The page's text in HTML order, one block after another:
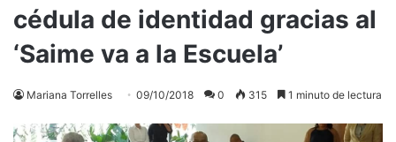
cédula de identidad gracias al
‘Saime va a la Escuela’
Mariana Torrelles 09/10/2018 0 315 1 minuto de lectura